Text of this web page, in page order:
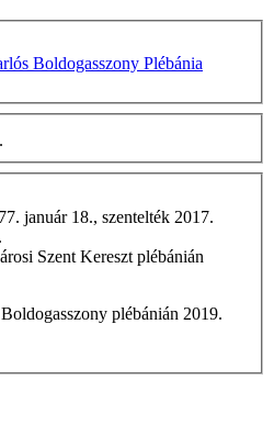
Boldogasszony Plébánia
január 18., szentelték 2017.
Szent Kereszt plébánián
plébánián 2019.